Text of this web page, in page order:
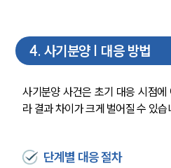
4. 사기분양 | 대응 방법
사기분양 사건은 초기 대응 시점
라 결과 차이가 크게 벌어질 수 있습
단계별 대응 절차